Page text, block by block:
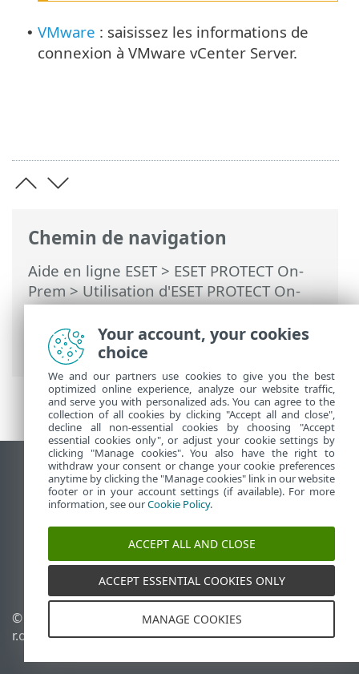
Chemin de navigation
Aide en ligne ESET> ESET PROTECT On-
Prem>Utilisation d'ESET PROTECT On-
Prem>ESET PROTECT On-Prem Menu
principal
>Tâches>Tâches serveur>
Synchronisation des groupes statiques
• VMware : saisissez les informations de
connexion à VMware vCenter Server.
Afficher le site des postes de travail
End of Life
Base de connaissances ESET
Forum ESET
ESET Status Portal
Support régional
© 1992 - 2026 ESET, spol. s
r.o. - Tous droits réservés.
Politique relative aux
Your account, your cookies
choice
We and our partners use cookies to give you the best
optimized online experience, analyze our website traffic,
and serve you with personalized ads. You can agree to the
collection of all cookies by clicking "Accept all and close",
decline all non-essential cookies by choosing "Accept
essential cookies only", or adjust your cookie settings by
clicking "Manage cookies". You also have the right to
withdraw your consent or change your cookie preferences
anytime by clicking the "Manage cookies" link in our website
footer or in your account settings (if available). For more
information, see ourCookie Policy.
ACCEPT ALL AND CLOSE
ACCEPT ESSENTIAL COOKIES ONLY
MANAGE COOKIES